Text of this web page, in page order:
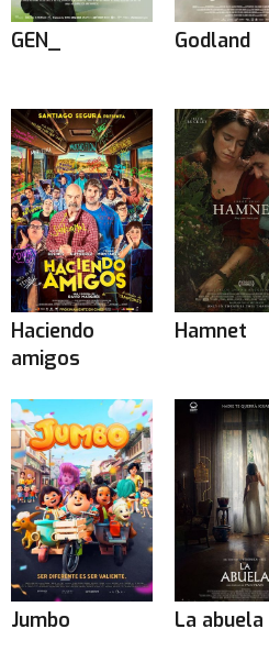
GEN_ Godland
Haciendo
amigos
Hamnet
Jumbo La abuela